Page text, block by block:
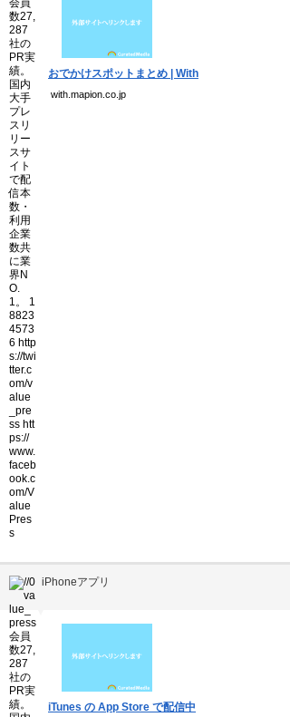
おでかけスポットまとめ | With
with.mapion.co.jp
iPhoneアプリ
iTunes の App Store で配信中